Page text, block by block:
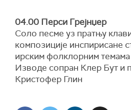
04.00 Перси Грејнџер
Соло песме уз пратњу
композиције инспирисане
ирским фолклорним темама
Изводе сопран Клер Бут и
Кристофер Глин